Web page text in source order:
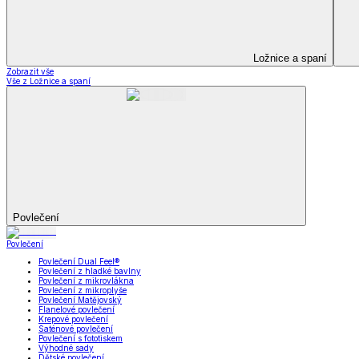
Kuchyňské zástěry a chňapky
Utěrky
Kuchyňský a jídelní
Zobrazit vše
Vše z Kuchyňský a jídelní textil
Kuchyňské zástěry a chňapky
Utěrky
Ubrusy a prostírání